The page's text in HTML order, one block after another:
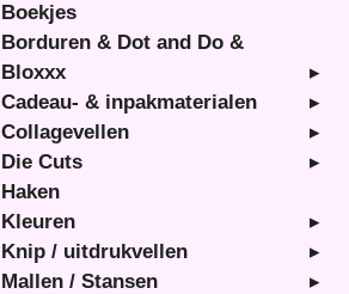
Boekjes
Borduren & Dot and Do &
Bloxxx
Cadeau- & inpakmaterialen
Collagevellen
Die Cuts
Haken
Kleuren
Knip / uitdrukvellen
Mallen / Stansen